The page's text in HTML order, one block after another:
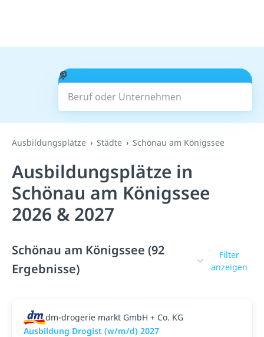
Beruf oder Unternehmen
Suchen
Ausbildungsplätze Städte Schönau am Königssee
Ausbildungsplätze in
Schönau am Königssee
2026 & 2027
Schönau am Königssee (92
Ergebnisse)
Filter
anzeigen
dm-drogerie markt GmbH + Co. KG
Ausbildung Drogist (w/m/d) 2027